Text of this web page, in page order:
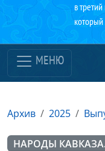
в
который
МЕНЮ
Архив 2025
НАРОДЫ